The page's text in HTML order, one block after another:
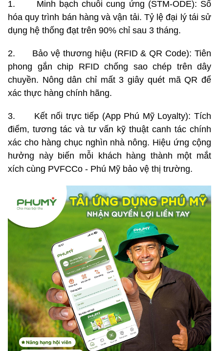
1. Minh bạch chuỗi cung ứng (STM-ODE): Số
hóa quy trình bán hàng và vận tải. Tỷ lệ đại lý tái sử
dụng hệ thống đạt trên 90% chỉ sau 3 tháng.
2. Bảo vệ thương hiệu (RFID & QR Code): Tiên
phong gắn chip RFID chống sao chép trên dây
chuyền. Nông dân chỉ mất 3 giây quét mã QR để
xác thực hàng chính hãng.
3. Kết nối trực tiếp (App Phú Mỹ Loyalty): Tích
điểm, tương tác và tư vấn kỹ thuật canh tác chính
xác cho hàng chục nghìn nhà nông. Hiệu ứng cộng
hưởng này biến mỗi khách hàng thành một mắt
xích cùng PVFCCo - Phú Mỹ bảo vệ thị trường.